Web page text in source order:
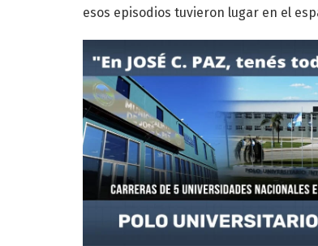
esos episodios tuvieron lugar en el